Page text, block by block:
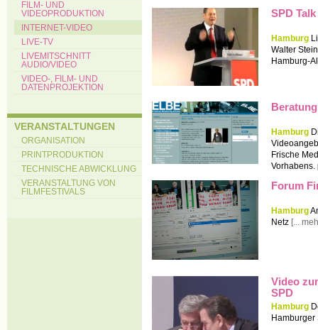
FILM- UND
VIDEOPRODUKTION
INTERNET-VIDEO
LIVE-TV
LIVEMITSCHNITT
AUDIO/VIDEO
VIDEO-, FILM- UND
DATENPROJEKTION
VERANSTALTUNGEN
ORGANISATION
PRINTPRODUKTION
TECHNISCHE ABWICKLUNG
VERANSTALTUNG VON
FILMFESTIVALS
SPD
Hamburg
Walter
Hamburg-
Hamburg
Frische
Vorhabens.
Forum
Hamburg
Netz
[...
Video
SPD
Hamburg